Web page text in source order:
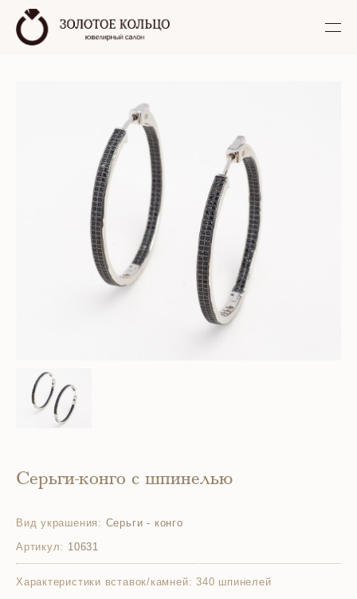
Серьги-конго с шпинелью
Вид украшения: Серьги - конго
Артикул: 10631
Характеристики вставок/камней: 340 шпинелей